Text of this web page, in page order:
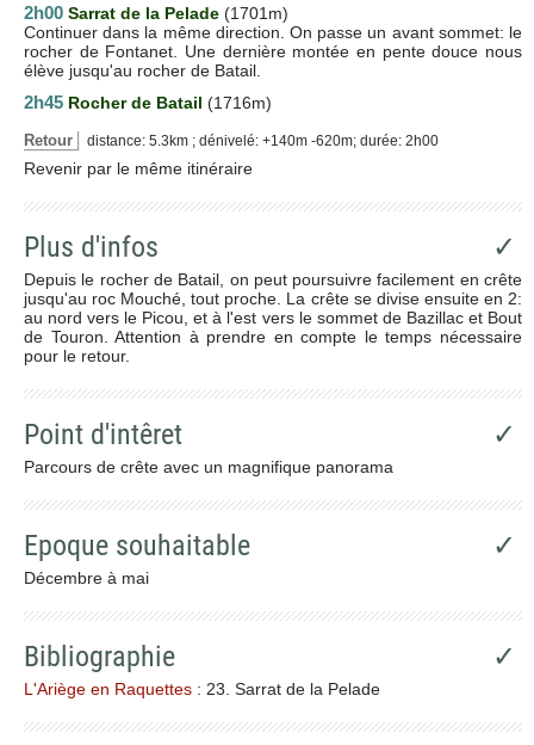
2h00 Sarrat de la Pelade (1701m)
Continuer dans la même direction. On passe un avant sommet: le
rocher de Fontanet. Une dernière montée en pente douce nous
élève jusqu'au rocher de Batail.
2h45 Rocher de Batail (1716m)
Retour distance: 5.3km ; dénivelé: +140m -620m; durée: 2h00
Revenir par le même itinéraire
Plus d'infos ✓
Depuis le rocher de Batail, on peut poursuivre facilement en crête
jusqu'au roc Mouché, tout proche. La crête se divise ensuite en 2:
au nord vers le Picou, et à l'est vers le sommet de Bazillac et Bout
de Touron. Attention à prendre en compte le temps nécessaire
pour le retour.
Point d'intêret ✓
Parcours de crête avec un magnifique panorama
Epoque souhaitable ✓
Décembre à mai
Bibliographie ✓
L'Ariège en Raquettes : 23. Sarrat de la Pelade